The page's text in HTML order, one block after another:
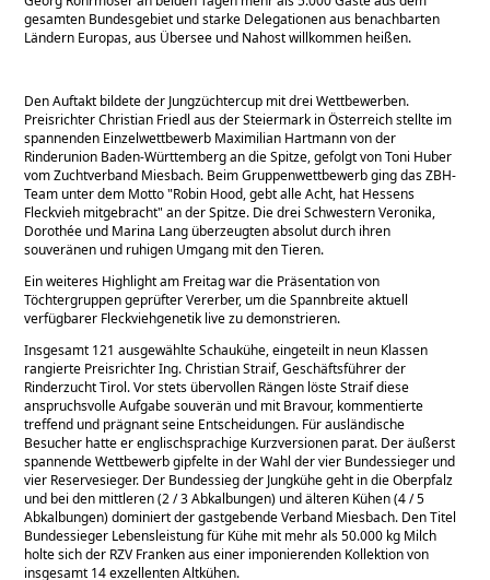
gesamten Bundesgebiet und starke Delegationen aus benachbarten
Ländern Europas, aus Übersee und Nahost willkommen heißen.
Den Auftakt bildete der Jungzüchtercup mit drei Wettbewerben.
Preisrichter Christian Friedl aus der Steiermark in Österreich stellte im
spannenden Einzelwettbewerb Maximilian Hartmann von der
Rinderunion Baden-Württemberg an die Spitze, gefolgt von Toni Huber
vom Zuchtverband Miesbach. Beim Gruppenwettbewerb ging das ZBH-
Team unter dem Motto Robin Hood, gebt alle Acht, hat Hessens
Fleckvieh mitgebracht an der Spitze. Die drei Schwestern Veronika,
Dorothée und Marina Lang überzeugten absolut durch ihren
souveränen und ruhigen Umgang mit den Tieren.
Ein weiteres Highlight am Freitag war die Präsentation von
Töchtergruppen geprüfter Vererber, um die Spannbreite aktuell
verfügbarer Fleckviehgenetik live zu demonstrieren.
Insgesamt 121 ausgewählte Schaukühe, eingeteilt in neun Klassen
rangierte Preisrichter Ing. Christian Straif, Geschäftsführer der
Rinderzucht Tirol. Vor stets übervollen Rängen löste Straif diese
anspruchsvolle Aufgabe souverän und mit Bravour, kommentierte
treffend und prägnant seine Entscheidungen. Für ausländische
Besucher hatte er englischsprachige Kurzversionen parat. Der äußerst
spannende Wettbewerb gipfelte in der Wahl der vier Bundessieger und
vier Reservesieger. Der Bundessieg der Jungkühe geht in die Oberpfalz
und bei den mittleren (2 / 3 Abkalbungen) und älteren Kühen (4 / 5
Abkalbungen) dominiert der gastgebende Verband Miesbach. Den Titel
Bundessieger Lebensleistung für Kühe mit mehr als 50.000 kg Milch
holte sich der RZV Franken aus einer imponierenden Kollektion von
insgesamt 14 exzellenten Altkühen.